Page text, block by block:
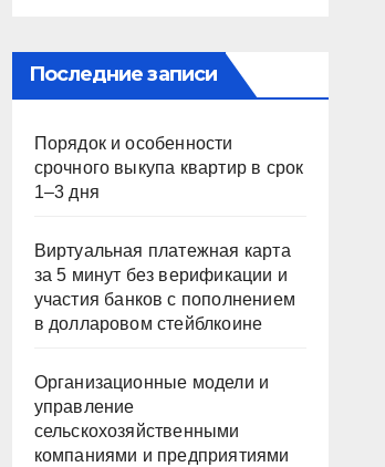
Последние записи
Порядок и особенности
срочного выкупа квартир в срок
1–3 дня
Виртуальная платежная карта
за 5 минут без верификации и
участия банков с пополнением
в долларовом стейблкоине
Организационные модели и
управление
сельскохозяйственными
компаниями и предприятиями